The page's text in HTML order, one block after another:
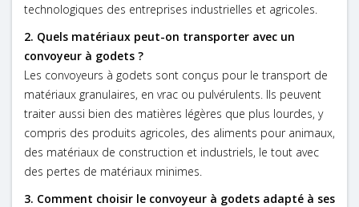
technologiques des entreprises industrielles et agricoles.
2. Quels matériaux peut-on transporter avec un
convoyeur à godets ?
Les convoyeurs à godets sont conçus pour le transport de
matériaux granulaires, en vrac ou pulvérulents. Ils peuvent
traiter aussi bien des matières légères que plus lourdes, y
compris des produits agricoles, des aliments pour animaux,
des matériaux de construction et industriels, le tout avec
des pertes de matériaux minimes.
3. Comment choisir le convoyeur à godets adapté à ses